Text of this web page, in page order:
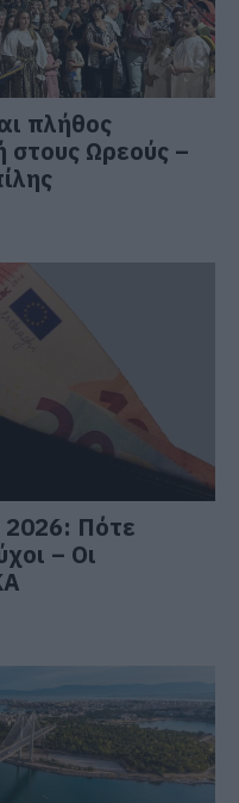
πλήθος
στους Ωρεούς –
2026: Πότε
– Οι